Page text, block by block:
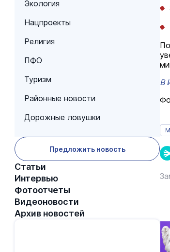
Экология
Нацпроекты
Религия
ПФО
Туризм
Районные новости
Дорожные ловушки
Предложить новость
Статьи
Интервью
Фотоотчеты
Видеоновости
Архив новостей
В